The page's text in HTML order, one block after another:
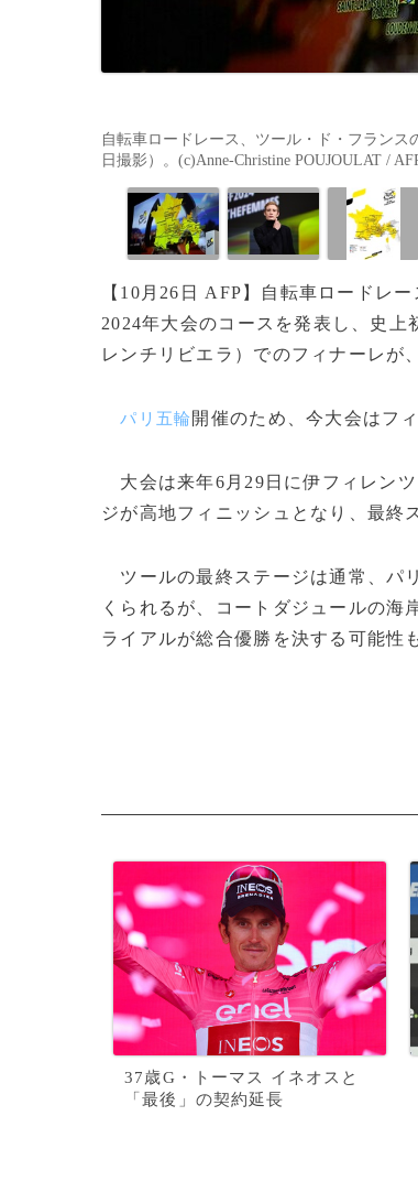
自転車ロードレース、ツール・ド・フランス
日撮影）。(c)Anne-Christine POUJOULAT /
【10月26日 AFP】自転車ロードレ
2024年大会のコースを発表し、史
レンチリビエラ）でのフィナーレが
パリ五輪 開催のため、今大会はフ
大会は来年6月29日に伊フィレンツ
ジが高地フィニッシュとなり、最終
ツールの最終ステージは通常、パ
くられるが、コートダジュールの海
ライアルが総合優勝を決する可能性
37歳G・トーマス イネオスと
「最後」の契約延長